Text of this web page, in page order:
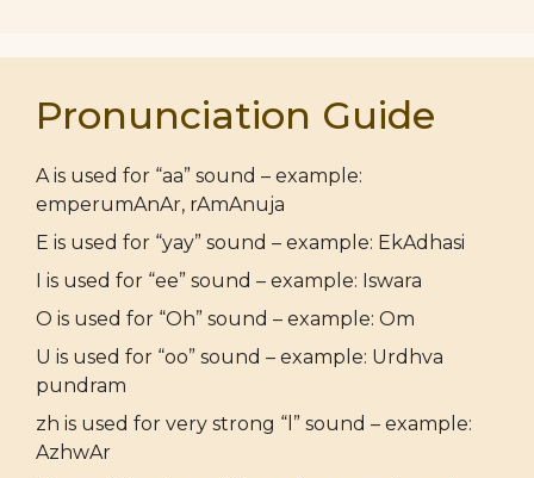
Pronunciation Guide
A is used for “aa” sound – example:
emperumAnAr, rAmAnuja
E is used for “yay” sound – example: EkAdhasi
I is used for “ee” sound – example: Iswara
O is used for “Oh” sound – example: Om
U is used for “oo” sound – example: Urdhva
pundram
zh is used for very strong “l” sound – example:
AzhwAr